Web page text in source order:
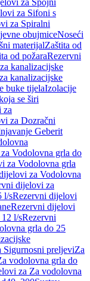
za Spojni
za Sifoni s
za Spiralni
obujmiceNoseći
materijalZaštita od
od požaraRezervni
kanalizacijske
kanalizacijske
buke tijelaIzolacije
se širi
za
za Dozračni
Geberit
Vodolovna grla do
za Vodolovna grla
za Vodolovna
dijelovi za
l/sRezervni dijelovi
Rezervni dijelovi
l/sRezervni
grla do 25
preljeviZa
vodolovna grla do
za Za vodolovna